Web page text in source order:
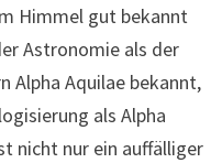
Himmel gut bekannt
Astronomie als der
Alpha Aquilae bekannt,
als Alpha
nicht nur ein auffälliger